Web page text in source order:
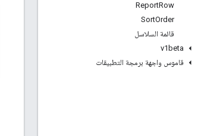
ReportRow
SortOrder
قائمة السلاسل
v1beta
قاموس واجهة برمجة التطبيقات